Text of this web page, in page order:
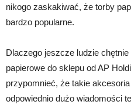
nikogo zaskakiwać, że torby
bardzo popularne.
Dlaczego jeszcze ludzie
papierowe do sklepu od AP
przypomnieć, że takie
odpowiednio dużo wiadomości